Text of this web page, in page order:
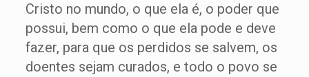
Cristo no mundo, o que ela é, o poder que
possui, bem como o que ela pode e deve
fazer, para que os perdidos se salvem, os
doentes sejam curados, e todo o povo se